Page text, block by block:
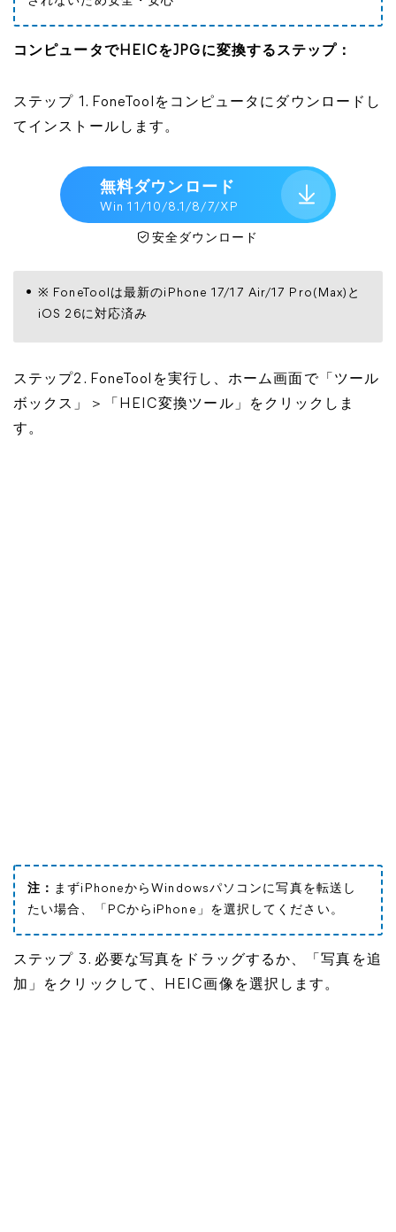
コンピュータでHEICをJPGに変換するステップ：
ステップ 1. FoneToolをコンピュータにダウンロードし
てインストールします。
無料ダウンロード
Win 11/10/8.1/8/7/XP
安全ダウンロード
※ FoneToolは最新のiPhone 17/17 Air/17 Pro(Max)と
iOS 26に対応済み
ステップ2. FoneToolを実行し、ホーム画面で「ツール
ボックス」＞「HEIC変換ツール」をクリックしま
す。
注： まずiPhoneからWindowsパソコンに写真を転送し
たい場合、「PCからiPhone」を選択してください。
ステップ 3. 必要な写真をドラッグするか、「写真を追
加」をクリックして、HEIC画像を選択します。